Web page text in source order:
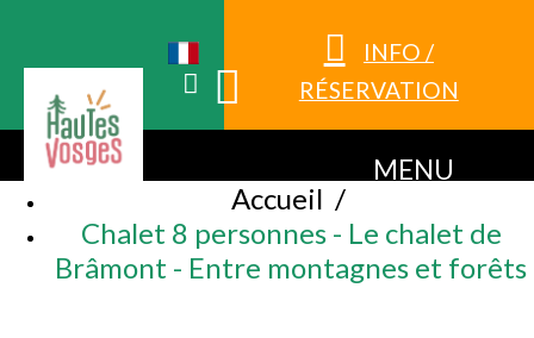
INFO /
RÉSERVATION
MENU
Accueil /
Chalet 8 personnes - Le chalet de
Brâmont - Entre montagnes et forêts